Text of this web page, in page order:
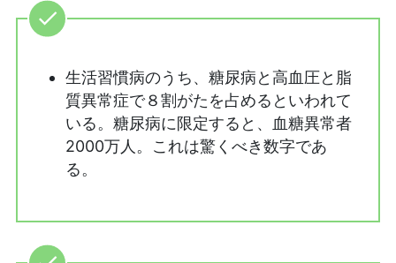
生活習慣病のうち、糖尿病と高血圧と脂
質異常症で８割がたを占めるといわれて
いる。糖尿病に限定すると、血糖異常者
2000万人。これは驚くべき数字であ
る。